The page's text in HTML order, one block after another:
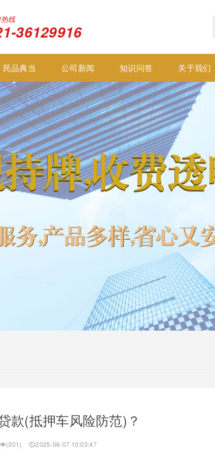
线
36129916
民品典当 公司新闻 知识问答 关于我们
款(抵押车风险防范)？
(301) 2025-06-07 10:03:47